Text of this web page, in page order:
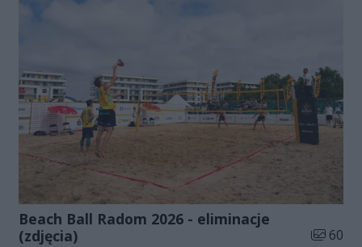
Beach Ball Radom 2026 - eliminacje
(zdjęcia)
Liczba
60